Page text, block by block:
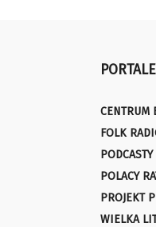
CENTRUM
FOLK
PODCASTY
POLACY
PROJEKT
WIELKA